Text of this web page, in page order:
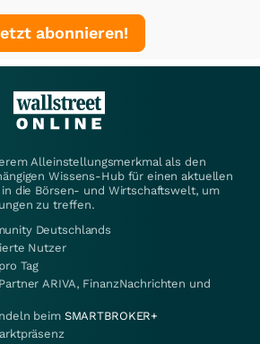
abonnieren!
Alleinstellungsmerkmal als den
Wissens-Hub für einen aktuellen
die Börsen- und Wirtschaftswelt, um
zu treffen.
Deutschlands
Nutzer
Tag
ARIVA, FinanzNachrichten und
beim SMARTBROKER+